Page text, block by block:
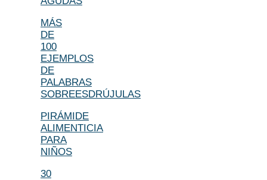
MÁS
DE
100
EJEMPLOS
DE
PALABRAS
SOBREESDRÚJULAS
PIRÁMIDE
ALIMENTICIA
PARA
NIÑOS
30